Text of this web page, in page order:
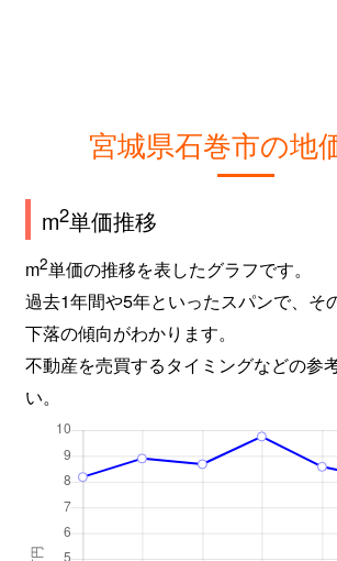
宮城県石巻市の地
m2単価推移
m2単価の推移を表したグラフです。
過去1年間や5年といったスパンで、そ
下落の傾向がわかります。
不動産を売買するタイミングなどの参
い。